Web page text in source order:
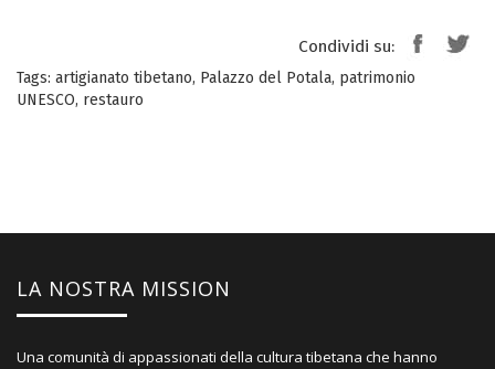
Condividi su:
Tags: artigianato tibetano, Palazzo del Potala, patrimonio
UNESCO, restauro
LA NOSTRA MISSION
Una comunità di appassionati della cultura tibetana che hanno